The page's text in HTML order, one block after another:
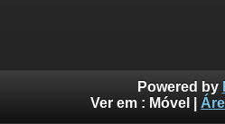
Powered by
Ver em : Móvel